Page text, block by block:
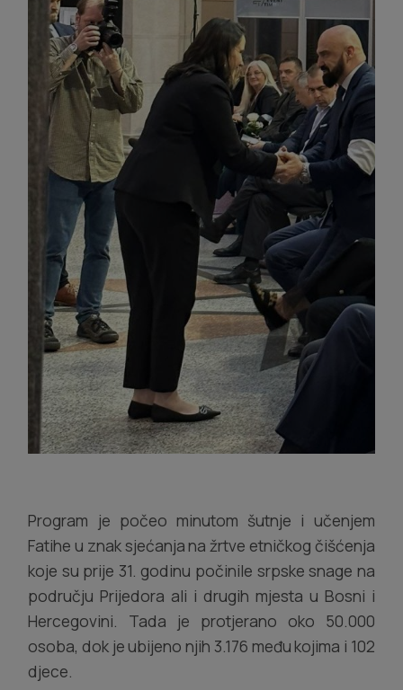
Program je počeo minutom šutnje i učenjem
Fatihe u znak sjećanja na žrtve etničkog čišćenja
koje su prije 31. godinu počinile srpske snage na
području Prijedora ali i drugih mjesta u Bosni i
Hercegovini. Tada je protjerano oko 50.000
osoba, dok je ubijeno njih 3.176 među kojima i 102
djece.